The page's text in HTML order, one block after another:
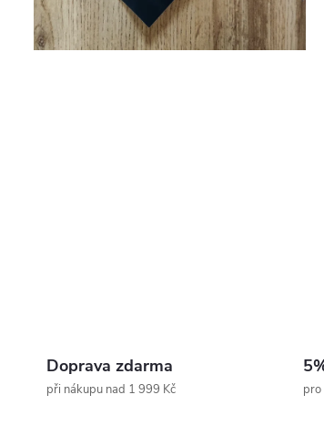
Doprava zdarma
při nákupu nad 1 999 Kč